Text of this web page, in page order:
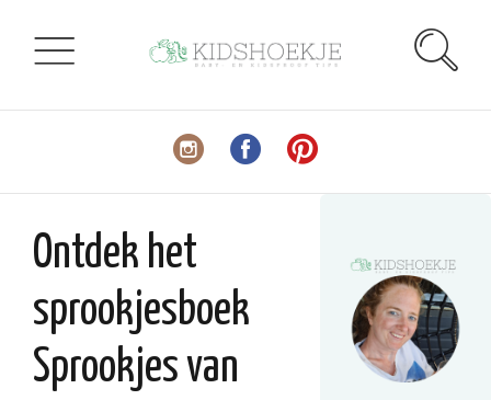
Ontdek het
sprookjesboek
Sprookjes van